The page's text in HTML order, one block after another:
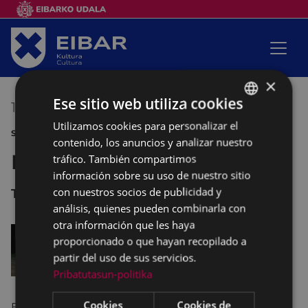
17/06/2016 20:00 -21:30
SANJUANAK 2016 DANZA
Ballet Eibarrés
Teatro COLISEO
BASQUE
SPANISH
×
Ese sitio web utiliza cookies
Utilizamos cookies para personalizar el
contenido, los anuncios y analizar nuestro
tráfico. También compartimos
información sobre su uso de nuestro sitio
con nuestros socios de publicidad y
análisis, quienes pueden combinarla con
otra información que les haya
proporcionado o que hayan recopilado a
partir del uso de sus servicios.
Pribatutasun-politika
Cookies
Cookies de